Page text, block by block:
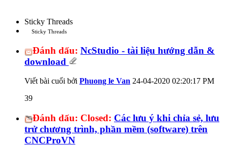
Sticky Threads
Sticky Threads
Đánh dấu: NcStudio - tài liệu hướng dẫn &
download
Viết bài cuối bởi Phuong le Van 24-04-2020 02:20:17 PM
39
Đánh dấu: Closed: Các lưu ý khi chỉa sẻ, lưu
trử chương trình, phần mềm (software) trên
CNCProVN